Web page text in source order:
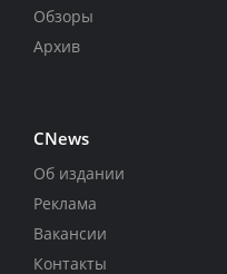
Обзоры
Архив
CNews
Об издании
Реклама
Вакансии
Контакты